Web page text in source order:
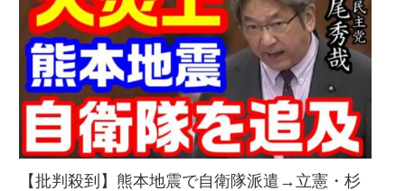
【批判殺到】熊本地震で自衛隊派遣→立憲・杉